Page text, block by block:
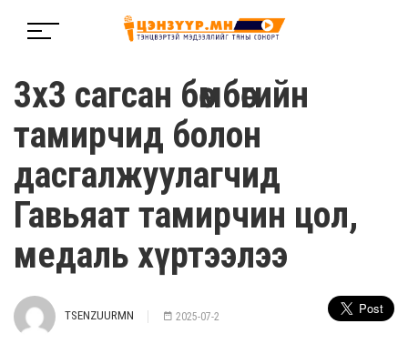
3х3 сагсан бөмбөгийн
тамирчид болон
дасгалжуулагчид
Гавьяат тамирчин цол,
медаль хүртээлээ
TSENZUURMN 2025-07-2